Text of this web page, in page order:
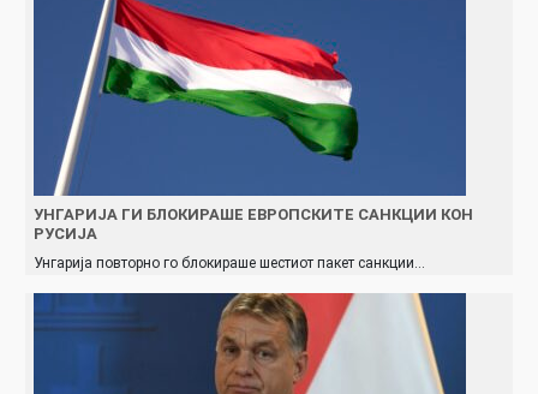
УНГАРИЈА ГИ БЛОКИРАШЕ ЕВРОПСКИТЕ САНКЦИИ КОН
РУСИЈА
Унгарија повторно го блокираше шестиот пакет санкции…